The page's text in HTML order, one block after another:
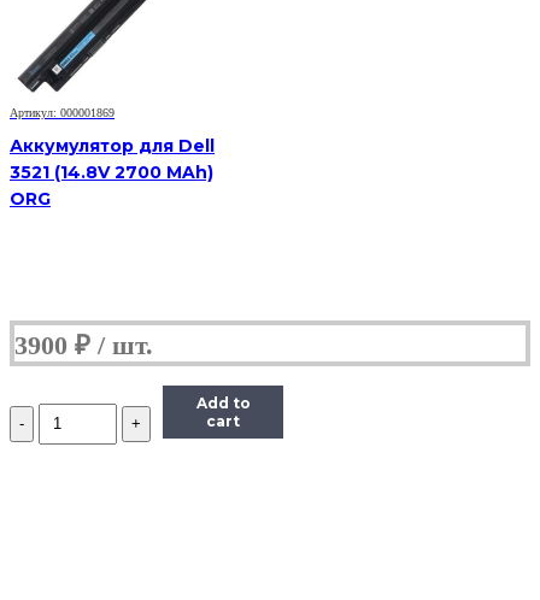
Артикул: 000001869
Аккумулятор для Dell
3521 (14.8V 2700 MAh)
ORG
3900 ₽
Количество
Аккумулятор
Add to
cart